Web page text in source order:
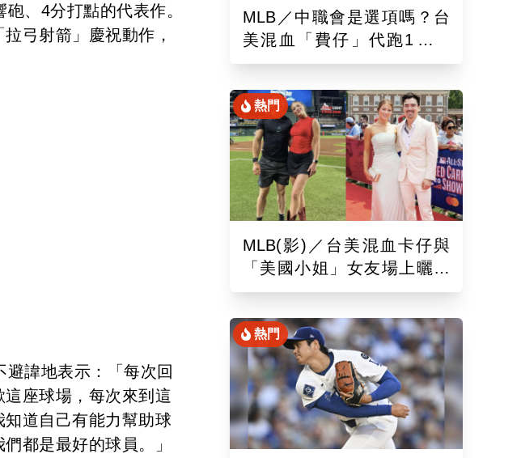
、4分打點的代表作。
弓射箭」慶祝動作，
諱地表示：「每次回
座球場，每次來到這
道自己有能力幫助球
都是最好的球員。」
MLB／中職會是選項嗎？台
美混血「費仔」代跑1場被
DFA！再成自由球員動向受
熱門
MLB(影)／台美混血卡仔與
「美國小姐」女友場上曬恩
愛！賽前獻唱大谷翔平場邊
熱門